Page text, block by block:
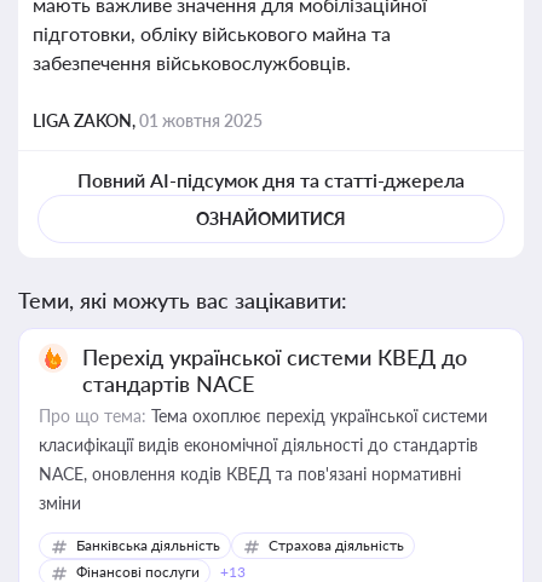
підготовки, обліку військового майна та
забезпечення військовослужбовців.
LIGA ZAKON,01 жовтня 2025
Повний AI-підсумок дня та статті-джерела
ОЗНАЙОМИТИСЯ
Теми, які можуть вас зацікавити:
Перехід української системи КВЕД до
стандартів NACE
Про що тема: Тема охоплює перехід української системи
класифікації видів економічної діяльності до стандартів
NACE, оновлення кодів КВЕД та пов'язані нормативні
зміни
Банківська діяльність
Страхова діяльність
Фінансові послуги
+13